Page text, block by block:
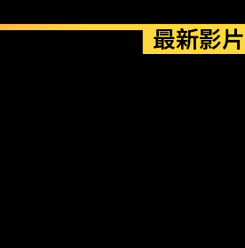
最新影片